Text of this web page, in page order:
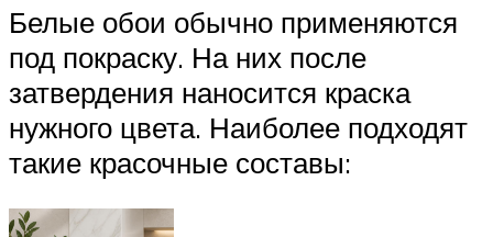
Белые обои обычно применяются
под покраску. На них после
затвердения наносится краска
нужного цвета. Наиболее подходят
такие красочные составы: